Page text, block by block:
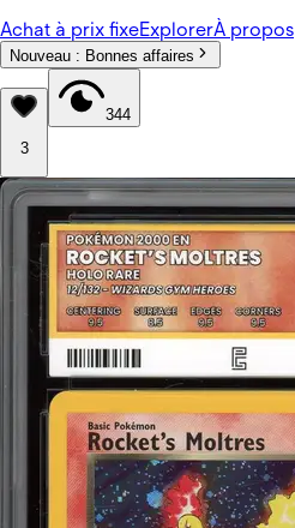
Achat à prix fixeExplorerÀ propos
Nouveau : Bonnes affaires
3
344